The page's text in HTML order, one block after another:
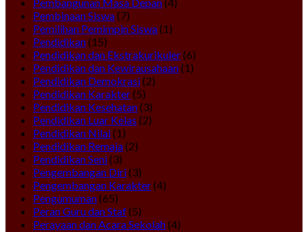
Pembinaan Siswa(7)
Pemilihan Pemimpin Siswa(1)
Pendidikan(15)
Pendidikan dan Ekstrakurikuler(6)
Pendidikan dan Kewirausahaan(1)
Pendidikan Demokrasi(2)
Pendidikan Karakter(5)
Pendidikan Kesehatan(3)
Pendidikan Luar Kelas (2)
Pendidikan Nilai(1)
Pendidikan Remaja(2)
Pendidikan Seni(3)
Pengembangan Diri(3)
Pengembangan Karakter(4)
Pengumuman(65)
Peran Guru dan Staf(5)
Perayaan dan Acara Sekolah(4)